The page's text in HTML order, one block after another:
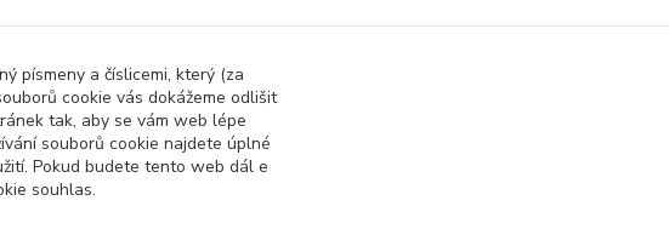
Posilovnu a Fitness
písmeny a číslicemi, který (za
cookie vás dokážeme odlišit
tak, aby se vám web lépe
souborů cookie najdete úplné
Pokud budete tento web dál e
souhlas.